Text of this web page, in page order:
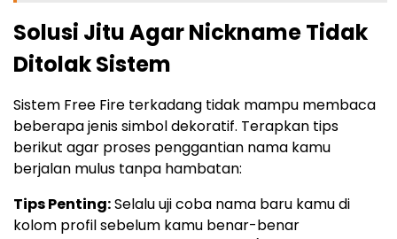
Solusi Jitu Agar Nickname Tidak
Ditolak Sistem
Sistem Free Fire terkadang tidak mampu membaca
beberapa jenis simbol dekoratif. Terapkan tips
berikut agar proses penggantian nama kamu
berjalan mulus tanpa hambatan:
Tips Penting:Selalu uji coba nama baru kamu di
kolom profil sebelum kamu benar-benar